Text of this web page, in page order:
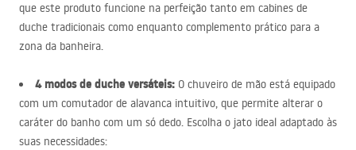
que este produto funcione na perfeição tanto em cabines de
duche tradicionais como enquanto complemento prático para a
zona da banheira.
4 modos de duche versáteis: O chuveiro de mão está equipado
com um comutador de alavanca intuitivo, que permite alterar o
caráter do banho com um só dedo. Escolha o jato ideal adaptado às
suas necessidades: